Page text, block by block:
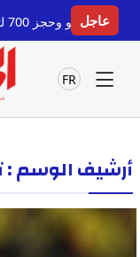
عاجل
من المسكر
FR
أرشيف الوسم :